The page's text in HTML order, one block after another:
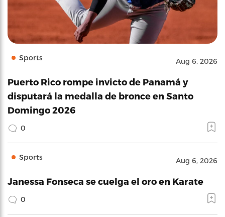
Sports Aug 6, 2026
Puerto Rico rompe invicto de Panamá y
disputará la medalla de bronce en Santo
Domingo 2026
0
Sports Aug 6, 2026
Janessa Fonseca se cuelga el oro en Karate
0